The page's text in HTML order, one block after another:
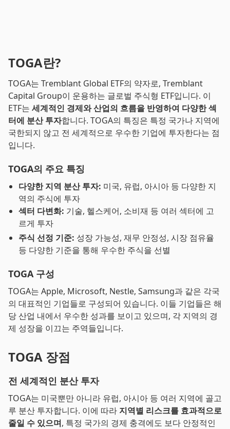
TOGA란?
TOGA는 Tremblant Global ETF의 약자로, Tremblant
Capital Group이 운용하는 글로벌 주식형 ETF입니다. 이
ETF는 세계적인 경제와 산업의 흐름을 반영하여 다양한 섹
터에 분산 투자합니다. TOGA의 특징은 특정 국가나 지역에
국한되지 않고 전 세계적으로 우수한 기업에 투자한다는 점
입니다.
TOGA의 주요 특징
다양한 지역 분산 투자: 미국, 유럽, 아시아 등 다양한 지
역의 주식에 투자
섹터 다변화: 기술, 헬스케어, 소비재 등 여러 섹터에 고
르게 투자
주식 선정 기준: 성장 가능성, 재무 안정성, 시장 점유율
등 다양한 기준을 통해 우수한 주식을 선별
TOGA 구성
TOGA는 Apple, Microsoft, Nestle, Samsung과 같은 각국
의 대표적인 기업들로 구성되어 있습니다. 이들 기업들은 해
당 산업 내에서 우수한 성과를 보이고 있으며, 각 지역의 경
제 성장을 이끄는 주역들입니다.
TOGA 장점
전 세계적인 분산 투자
TOGA는 미국뿐만 아니라 유럽, 아시아 등 여러 지역에 골고
루 분산 투자합니다. 이에 따라 지역별 리스크를 효과적으로
줄일 수 있으며, 특정 국가의 경제 충격에도 보다 안정적인